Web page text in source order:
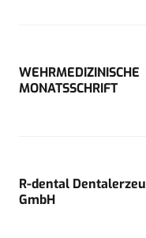
WEHRMEDIZINISCHE
MONATSSCHRIFT
R-dental
GmbH